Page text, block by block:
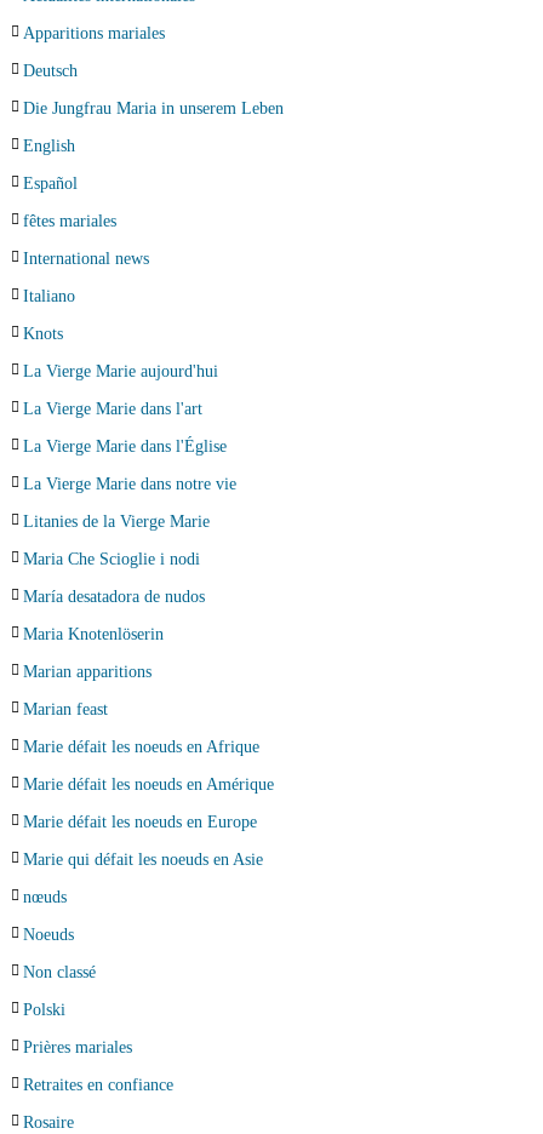
Apparitions mariales
Deutsch
Die Jungfrau Maria in unserem Leben
English
Español
fêtes mariales
International news
Italiano
Knots
La Vierge Marie aujourd'hui
La Vierge Marie dans l'art
La Vierge Marie dans l'Église
La Vierge Marie dans notre vie
Litanies de la Vierge Marie
Maria Che Scioglie i nodi
María desatadora de nudos
Maria Knotenlöserin
Marian apparitions
Marian feast
Marie défait les noeuds en Afrique
Marie défait les noeuds en Amérique
Marie défait les noeuds en Europe
Marie qui défait les noeuds en Asie
nœuds
Noeuds
Non classé
Polski
Prières mariales
Retraites en confiance
Rosaire